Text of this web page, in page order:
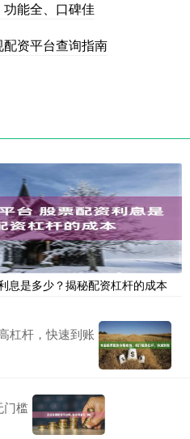
能全、口碑佳
资平台查询指南
息是多少？揭秘配资杠杆的成本
杠杆，快速到账
门槛